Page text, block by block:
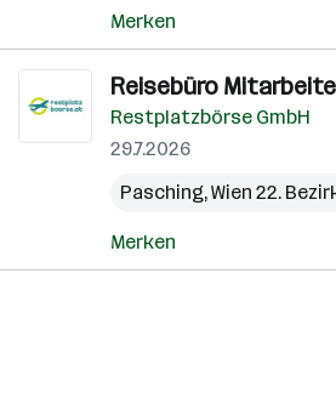
Merken
Reisebüro
Restplatzbörse GmbH
29.7.2026
Pasching,Wien 22.
Merken